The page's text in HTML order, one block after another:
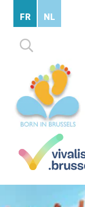
contenu
principal
Rechercher :
FR NL